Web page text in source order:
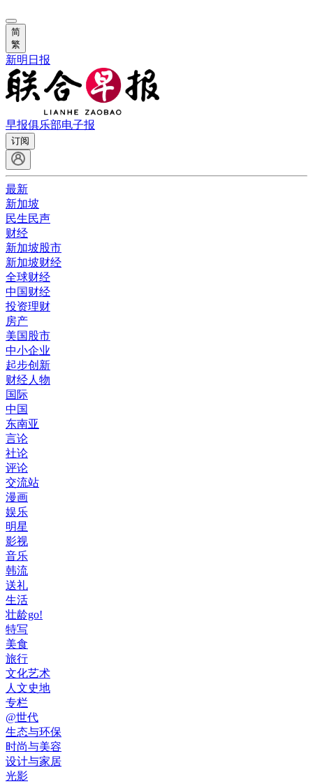
简
繁
新明日报
早报俱乐部电子报
订阅
最新
新加坡
民生民声
财经
新加坡股市
新加坡财经
全球财经
中国财经
投资理财
房产
美国股市
中小企业
起步创新
财经人物
国际
中国
东南亚
言论
社论
评论
交流站
漫画
娱乐
明星
影视
音乐
韩流
送礼
生活
壮龄go!
特写
美食
旅行
文化艺术
人文史地
专栏
@世代
生态与环保
时尚与美容
设计与家居
光影